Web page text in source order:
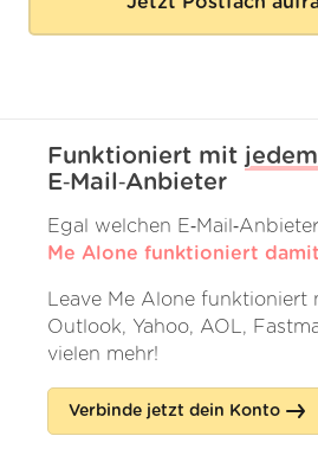
Funktioniert mit jedem
E‑Mail‑Anbieter
Egal welchen
Me Alone funktioniert damit
Leave Me Alone funktioniert
Outlook, Yahoo, AOL,
vielen mehr!
Verbinde jetzt dein Konto